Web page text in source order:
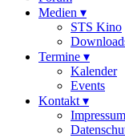
Medien ▾
STS Kino
Termine ▾
Kalender
Events
Kontakt ▾
Impressum